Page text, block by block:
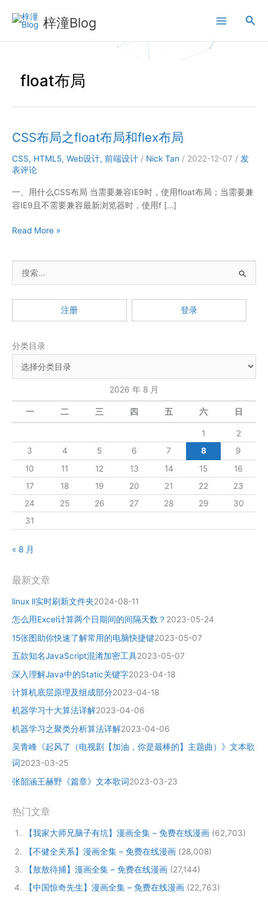
梓潼Blog
搜
float布局
CSS布局之float布局和flex布局
CSS, HTML5, Web设计, 前端设计 / Nick Tan / 2022-12-07 / 发
表评论
一、用什么CSS布局 当需要兼容IE9时，使用float布局；当需要兼
容IE9且不需要兼容最新浏览器时，使用f […]
CSS
float
和
布
Read More »
索
：
注册
登录
分类目录
2026 年 8 月
一 二 三 四 五 六 日
1
2
3
4 5 6 7 8
9
10
11 12 13 14 15
16
17
18 19 20 21 22
23
24
25 26 27 28 29
30
31
« 8 月
最新文章
linux ll实时刷新文件夹2024-08-11
怎么用Excel计算两个日期间的间隔天数？ 2023-05-24
15张图助你快速了解常用的电脑快捷键2023-05-07
五款知名JavaScript混淆加密工具2023-05-07
深入理解Java中的Static关键字2023-04-18
计算机底层原理及组成部分2023-04-18
机器学习十大算法详解2023-04-06
机器学习之聚类分析算法详解2023-04-06
吴青峰《起风了（电视剧【加油，你是最棒的】主题曲）》文本歌
词2023-03-25
张韶涵王赫野《篇章》文本歌词2023-03-23
热门文章
【我家大师兄脑子有坑】漫画全集 – 免费在线漫画 (62,703)
【不健全关系】漫画全集 – 免费在线漫画 (28,008)
【敖敖待捕】漫画全集 – 免费在线漫画 (27,144)
【中国惊奇先生】漫画全集 – 免费在线漫画 (22,763)